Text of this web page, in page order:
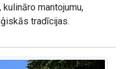
mantojumu,
tradīcijas.